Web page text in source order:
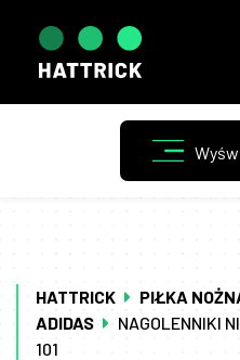
HATTRICK
PIŁKA
ADIDAS
NAGOLENNIKI
101